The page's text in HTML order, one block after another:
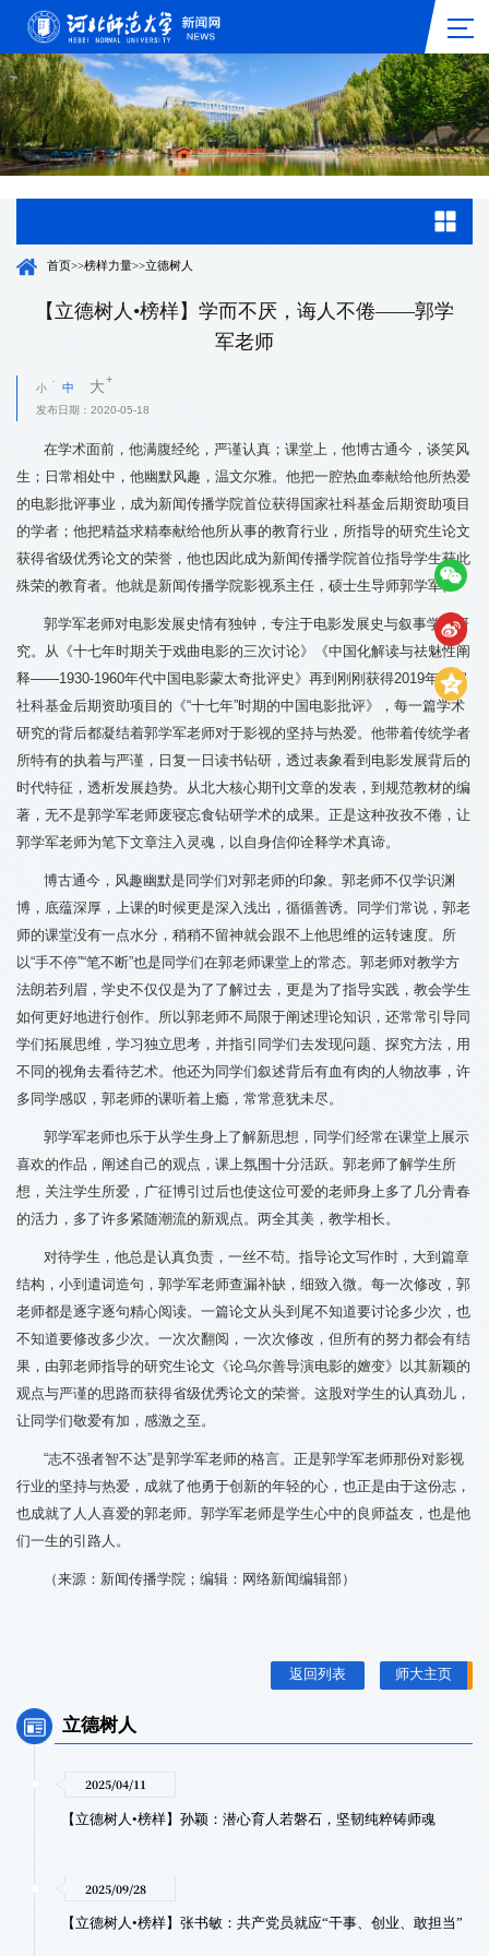
首页>>榜样力量>>立德树人
【立德树人•榜样】学而不厌，诲人不倦——郭学
军老师
小 中 大
发布日期：2020-05-18
在学术面前，他满腹经纶，严谨认真；课堂上，他博古通今，谈笑风
生；日常相处中，他幽默风趣，温文尔雅。他把一腔热血奉献给他所热爱
的电影批评事业，成为新闻传播学院首位获得国家社科基金后期资助项目
的学者；他把精益求精奉献给他所从事的教育行业，所指导的研究生论文
获得省级优秀论文的荣誉，他也因此成为新闻传播学院首位指导学生获此
殊荣的教育者。他就是新闻传播学院影视系主任，硕士生导师郭学军。
郭学军老师对电影发展史情有独钟，专注于电影发展史与叙事学的研
究。从《十七年时期关于戏曲电影的三次讨论》《中国化解读与祛魅性阐
释——1930-1960年代中国电影蒙太奇批评史》再到刚刚获得2019年国家
社科基金后期资助项目的《“十七年”时期的中国电影批评》，每一篇学术
研究的背后都凝结着郭学军老师对于影视的坚持与热爱。他带着传统学者
所特有的执着与严谨，日复一日读书钻研，透过表象看到电影发展背后的
时代特征，透析发展趋势。从北大核心期刊文章的发表，到规范教材的编
著，无不是郭学军老师废寝忘食钻研学术的成果。正是这种孜孜不倦，让
郭学军老师为笔下文章注入灵魂，以自身信仰诠释学术真谛。
博古通今，风趣幽默是同学们对郭老师的印象。郭老师不仅学识渊
博，底蕴深厚，上课的时候更是深入浅出，循循善诱。同学们常说，郭老
师的课堂没有一点水分，稍稍不留神就会跟不上他思维的运转速度。所
以“手不停”“笔不断”也是同学们在郭老师课堂上的常态。郭老师对教学方
法朗若列眉，学史不仅仅是为了了解过去，更是为了指导实践，教会学生
如何更好地进行创作。所以郭老师不局限于阐述理论知识，还常常引导同
学们拓展思维，学习独立思考，并指引同学们去发现问题、探究方法，用
不同的视角去看待艺术。他还为同学们叙述背后有血有肉的人物故事，许
多同学感叹，郭老师的课听着上瘾，常常意犹未尽。
郭学军老师也乐于从学生身上了解新思想，同学们经常在课堂上展示
喜欢的作品，阐述自己的观点，课上氛围十分活跃。郭老师了解学生所
想，关注学生所爱，广征博引过后也使这位可爱的老师身上多了几分青春
的活力，多了许多紧随潮流的新观点。两全其美，教学相长。
对待学生，他总是认真负责，一丝不苟。指导论文写作时，大到篇章
结构，小到遣词造句，郭学军老师查漏补缺，细致入微。每一次修改，郭
老师都是逐字逐句精心阅读。一篇论文从头到尾不知道要讨论多少次，也
不知道要修改多少次。一次次翻阅，一次次修改，但所有的努力都会有结
果，由郭老师指导的研究生论文《论乌尔善导演电影的嬗变》以其新颖的
观点与严谨的思路而获得省级优秀论文的荣誉。这股对学生的认真劲儿，
让同学们敬爱有加，感激之至。
“志不强者智不达”是郭学军老师的格言。正是郭学军老师那份对影视
行业的坚持与热爱，成就了他勇于创新的年轻的心，也正是由于这份志，
也成就了人人喜爱的郭老师。郭学军老师是学生心中的良师益友，也是他
们一生的引路人。
（来源：新闻传播学院；编辑：网络新闻编辑部）
师大主页
返回列表
立德树人
2025/04/11
【立德树人•榜样】孙颖：潜心育人若磐石，坚韧纯粹铸师魂
2025/09/28
【立德树人•榜样】张书敏：共产党员就应“干事、创业、敢担当”